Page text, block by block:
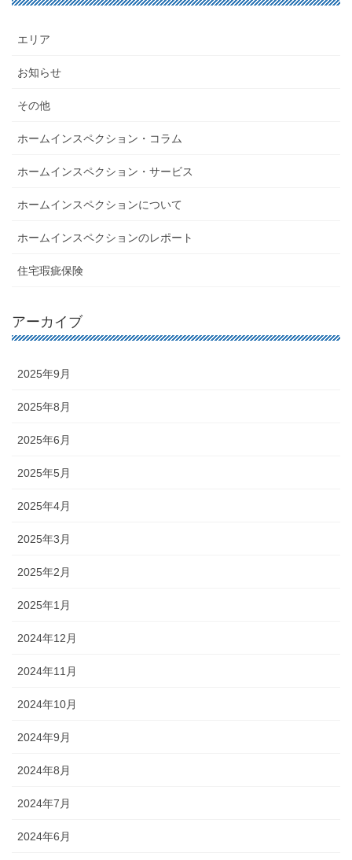
エリア
お知らせ
その他
ホームインスペクション・コラム
ホームインスペクション・サービス
ホームインスペクションについて
ホームインスペクションのレポート
住宅瑕疵保険
アーカイブ
2025年9月
2025年8月
2025年6月
2025年5月
2025年4月
2025年3月
2025年2月
2025年1月
2024年12月
2024年11月
2024年10月
2024年9月
2024年8月
2024年7月
2024年6月